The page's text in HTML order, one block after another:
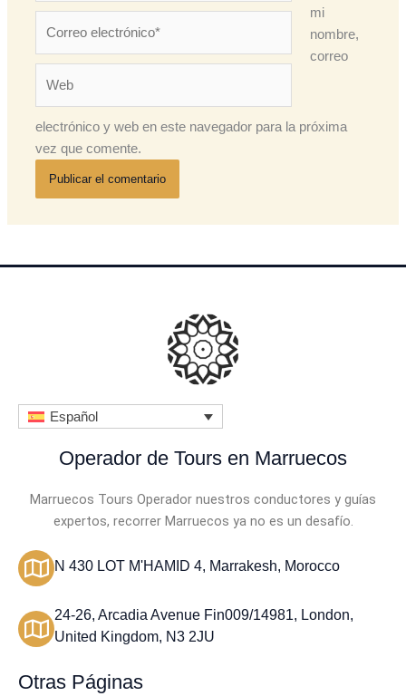
mi
nombre,
correo
electrónico y web en este navegador para la próxima
vez que comente.
Español
Operador de Tours en Marruecos
Marruecos Tours Operador nuestros conductores y guías
expertos, recorrer Marruecos ya no es un desafío.
N 430 LOT M'HAMID 4, Marrakesh, Morocco
24-26, Arcadia Avenue Fin009/14981, London,
United Kingdom, N3 2JU
Otras Páginas